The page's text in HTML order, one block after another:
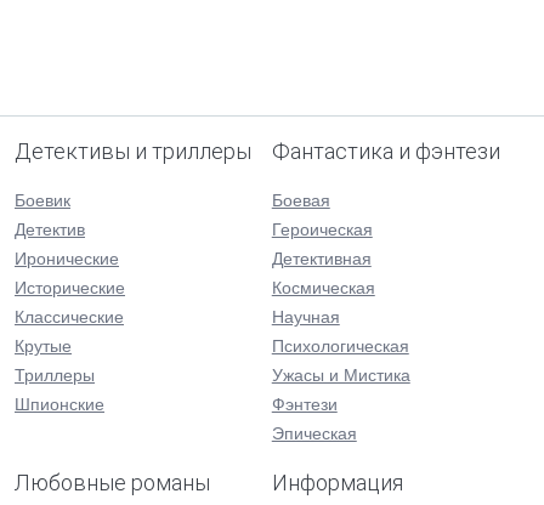
Детективы и триллеры
Боевик
Детектив
Иронические
Исторические
Классические
Крутые
Триллеры
Шпионские
Фантастика и фэнтези
Боевая
Героическая
Детективная
Космическая
Научная
Психологическая
Ужасы и Мистика
Фэнтези
Эпическая
Любовные романы Информация